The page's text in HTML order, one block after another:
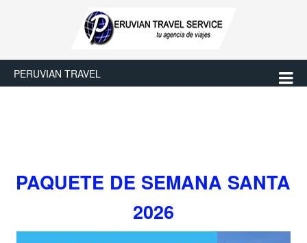
PERUVIAN TRAVEL
PAQUETE DE SEMANA SANTA
2026